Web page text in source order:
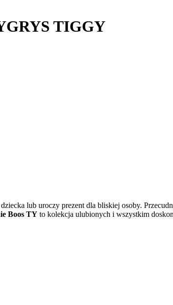
TIGGY
lub uroczy prezent dla bliskiej osoby.
Boos TY to kolekcja ulubionych i wszystkim